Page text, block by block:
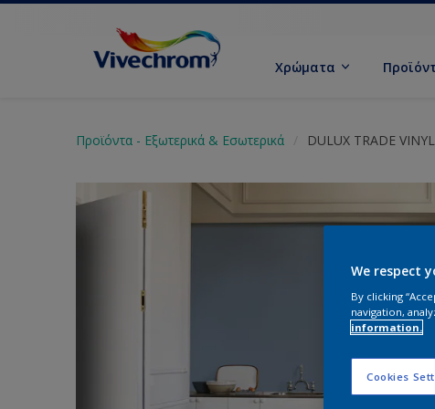
Χρώματα
Προϊόντα - Εξωτερικά & Εσωτερικά DULUX TRADE
We respect
By clicking
navigation,
information.
Cookies